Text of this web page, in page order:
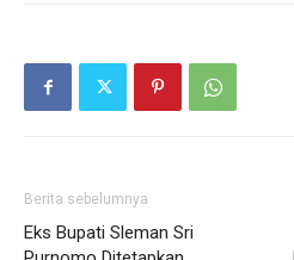
Berita sebelumnya
Eks Bupati Sleman Sri